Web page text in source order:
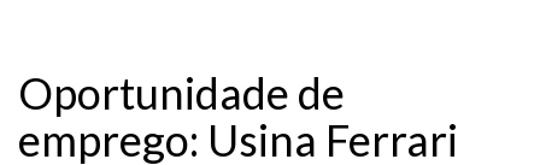
Oportunidade de
emprego: Usina Ferrari